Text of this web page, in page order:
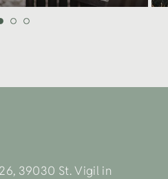
39030 St. Vigil in